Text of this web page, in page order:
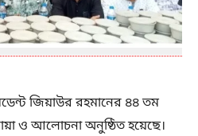
জিয়াউর রহমানের ৪৪ তম
ও আলোচনা অনুষ্ঠিত হয়েছে।